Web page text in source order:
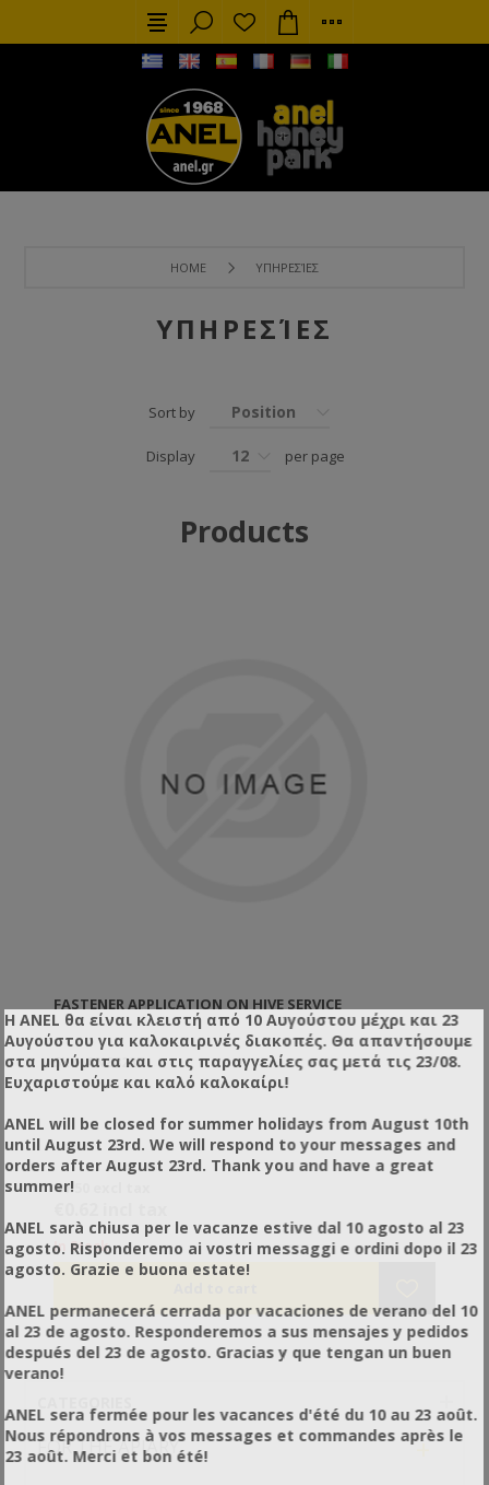
HOME ΥΠΗΡΕΣΊΕΣ
ΥΠΗΡΕΣΊΕΣ
Sort by Position
Display 12 per page
Products
FASTENER APPLICATION ON HIVE SERVICE
SKU: AN88237
€0.50 excl tax
In Stock
FOR THE APIARY +
Η ANEL θα είναι κλειστή από 10 Αυγούστου μέχρι και 23
Αυγούστου για καλοκαιρινές διακοπές. Θα απαντήσουμε
στα μηνύματα και στις παραγγελίες σας μετά τις 23/08.
Ευχαριστούμε και καλό καλοκαίρι!
ANEL will be closed for summer holidays from August 10th
until August 23rd. We will respond to your messages and
orders after August 23rd. Thank you and have a great
summer!
ANEL sarà chiusa per le vacanze estive dal 10 agosto al 23
agosto. Risponderemo ai vostri messaggi e ordini dopo il 23
agosto. Grazie e buona estate!
ANEL permanecerá cerrada por vacaciones de verano del 10
al 23 de agosto. Responderemos a sus mensajes y pedidos
después del 23 de agosto. Gracias y que tengan un buen
verano!
ANEL sera fermée pour les vacances d'été du 10 au 23 août.
Nous répondrons à vos messages et commandes après le
23 août. Merci et bon été!